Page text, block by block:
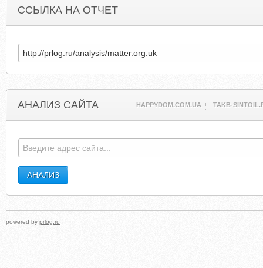
ССЫЛКА НА ОТЧЕТ
АНАЛИЗ САЙТА HAPPYDOM.COM.UA TAKB-
powered by prlog.ru